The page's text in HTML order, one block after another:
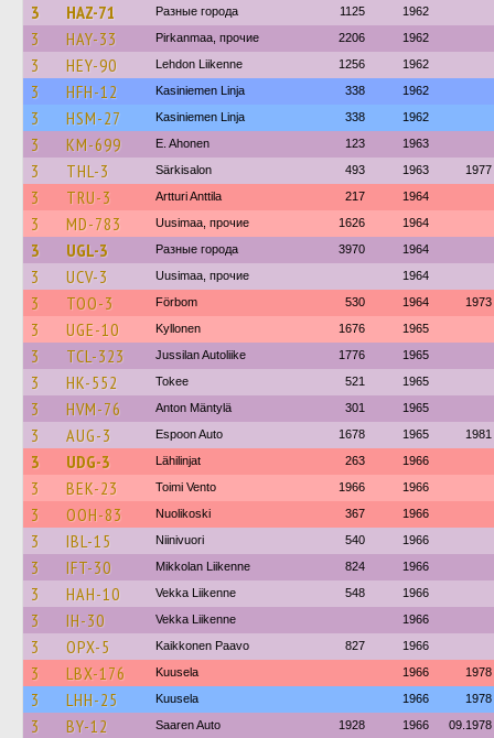
3 HAZ-71 Разные города 1125 1962
3 HAY-33 Pirkanmaa, прочие 2206 1962
3 HEY-90 Lehdon Liikenne 1256 1962
3 HFH-12 Kasiniemen Linja 338 1962
3 HSM-27 Kasiniemen Linja 338 1962
3 KM-699 E. Ahonen 123 1963
3 THL-3 Särkisalon 493 1963 1977
3 TRU-3 Artturi Anttila 217 1964
3 MD-783 Uusimaa, прочие 1626 1964
3 UGL-3 Разные города 3970 1964
3 UCV-3 Uusimaa, прочие 1964
3 TOO-3 Förbom 530 1964 1973
3 UGE-10 Kyllonen 1676 1965
3 TCL-323 Jussilan Autoliike 1776 1965
3 HK-552 Tokee 521 1965
3 HVM-76 Anton Mäntylä 301 1965
3 AUG-3 Espoon Auto 1678 1965 1981
3 UDG-3 Lähilinjat 263 1966
3 BEK-23 Toimi Vento 1966 1966
3 OOH-83 Nuolikoski 367 1966
3 IBL-15 Niinivuori 540 1966
3 IFT-30 Mikkolan Liikenne 824 1966
3 HAH-10 Vekka Liikenne 548 1966
3 IH-30 Vekka Liikenne 1966
3 OPX-5 Kaikkonen Paavo 827 1966
3 LBX-176 Kuusela 1966 1978
3 LHH-25 Kuusela 1966 1978
3 BY-12 Saaren Auto 1928 1966 09.1978